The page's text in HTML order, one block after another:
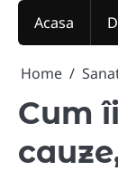
Skip
Acasa
Home
Cum